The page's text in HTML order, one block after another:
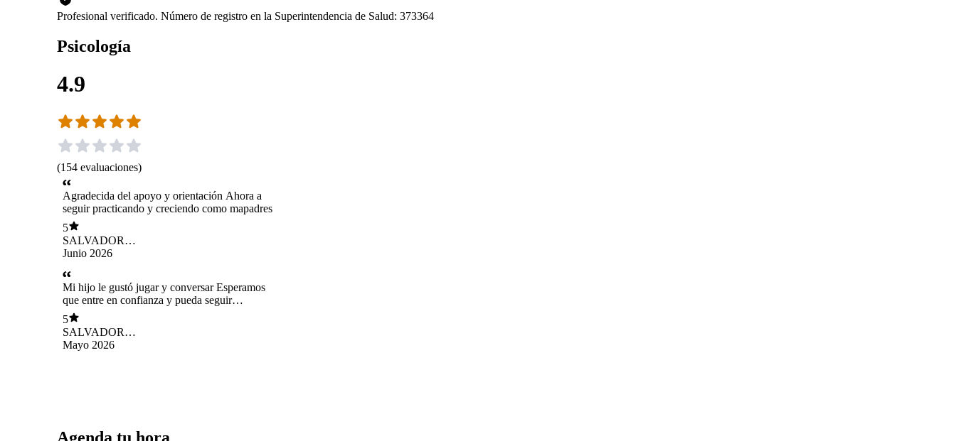
Profesional verificado. Número de registro en la Superintendencia de Salud: 373364
Psicología
4.9
(154 evaluaciones)
Agradecida del apoyo y orientación Ahora a
seguir practicando y creciendo como mapadres
5
SALVADOR
LEFTRANO
Junio 2026
Mi hijo le gustó jugar y conversar Esperamos
que entre en confianza y pueda seguir
instrucciones
5
SALVADOR
LEFTRANO
Mayo 2026